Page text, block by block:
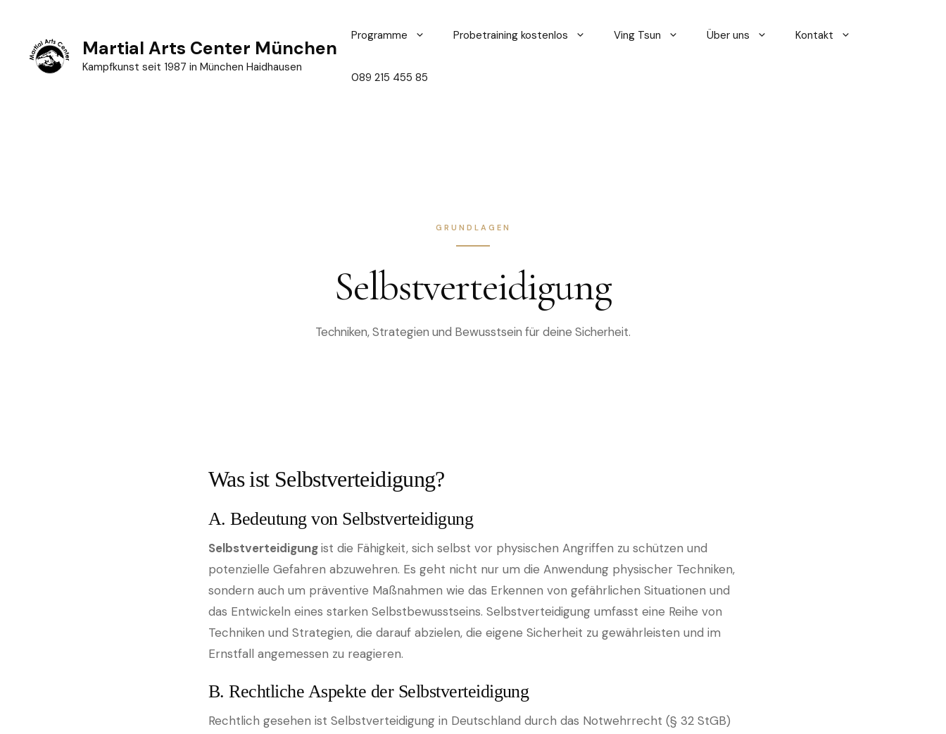
springen
Martial Arts Center München
Kampfkunst seit 1987 in München Haidhausen
Programme Probetraining kostenlos Ving Tsun Über uns Kontakt
089 215 455 85
GRUNDLAGEN
Selbstverteidigung
Techniken, Strategien und Bewusstsein für deine Sicherheit.
Was ist Selbstverteidigung?
A. Bedeutung von Selbstverteidigung
Selbstverteidigungist die Fähigkeit, sich selbst vor physischen Angriffen zu schützen und
potenzielle Gefahren abzuwehren. Es geht nicht nur um die Anwendung physischer Techniken,
sondern auch um präventive Maßnahmen wie das Erkennen von gefährlichen Situationen und
das Entwickeln eines starken Selbstbewusstseins. Selbstverteidigung umfasst eine Reihe von
Techniken und Strategien, die darauf abzielen, die eigene Sicherheit zu gewährleisten und im
Ernstfall angemessen zu reagieren.
B. Rechtliche Aspekte der Selbstverteidigung
Rechtlich gesehen ist Selbstverteidigung in Deutschland durch das Notwehrrecht (§ 32 StGB)